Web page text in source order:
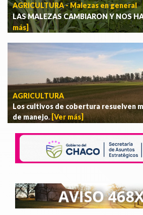
AGRICULTURA - Malezas en general
LAS MALEZAS CAMBIARON Y NOS
más]
AGRICULTURA
Los cultivos de cobertura resuelven
de manejo.[Ver más]